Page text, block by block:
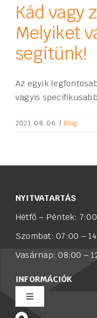
Kád vagy
Melyiket
segítünk!
Az egyik
vagyis
2021. 08. 06. | Blog
NYITVATARTÁS
Hétfő – Péntek:
Szombat: 07:00 –
Vasárnap: 08:00 –
INFORMÁCIÓK
Toggle
Navigation